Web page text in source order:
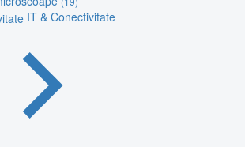
IT & Conectivitate